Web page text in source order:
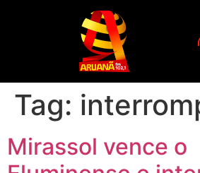
Tag:
Mirassol vence o